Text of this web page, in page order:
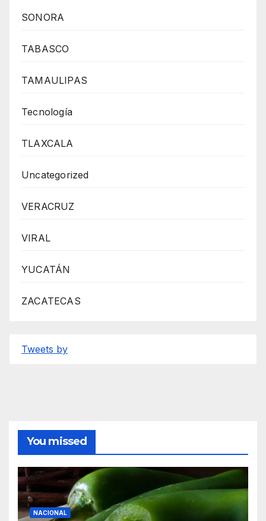
SONORA
TABASCO
TAMAULIPAS
Tecnología
TLAXCALA
Uncategorized
VERACRUZ
VIRAL
YUCATÁN
ZACATECAS
Tweets by
You missed
NACIONAL